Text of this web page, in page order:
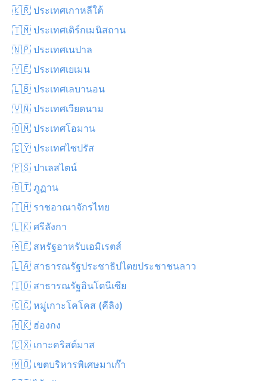
🇰🇷 ประเทศเกาหลีใต้
🇹🇲 ประเทศเติร์กเมนิสถาน
🇳🇵 ประเทศเนปาล
🇾🇪 ประเทศเยเมน
🇱🇧 ประเทศเลบานอน
🇻🇳 ประเทศเวียดนาม
🇴🇲 ประเทศโอมาน
🇨🇾 ประเทศไซปรัส
🇵🇸 ปาเลสไตน์
🇧🇹 ภูฏาน
🇹🇭 ราชอาณาจักรไทย
🇱🇰 ศรีลังกา
🇦🇪 สหรัฐอาหรับเอมิเรตส์
🇱🇦 สาธารณรัฐประชาธิปไตยประชาชนลาว
🇮🇩 สาธารณรัฐอินโดนีเซีย
🇨🇨 หมู่เกาะโคโคส (คีลิง)
🇭🇰 ฮ่องกง
🇨🇽 เกาะคริสต์มาส
🇲🇴 เขตบริหารพิเศษมาเก๊า